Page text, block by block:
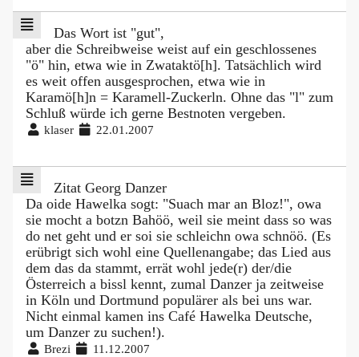
Das Wort ist "gut",
aber die Schreibweise weist auf ein geschlossenes
"ö" hin, etwa wie in Zwataktö[h]. Tatsächlich wird
es weit offen ausgesprochen, etwa wie in
Karamö[h]n = Karamell-Zuckerln. Ohne das "l" zum
Schluß würde ich gerne Bestnoten vergeben.
klaser 22.01.2007
Zitat Georg Danzer
Da oide Hawelka sogt: "Suach mar an Bloz!", owa
sie mocht a botzn Bahöö, weil sie meint dass so was
do net geht und er soi sie schleichn owa schnöö. (Es
erübrigt sich wohl eine Quellenangabe; das Lied aus
dem das da stammt, errät wohl jede(r) der/die
Österreich a bissl kennt, zumal Danzer ja zeitweise
in Köln und Dortmund populärer als bei uns war.
Nicht einmal kamen ins Café Hawelka Deutsche,
um Danzer zu suchen!).
Brezi 11.12.2007